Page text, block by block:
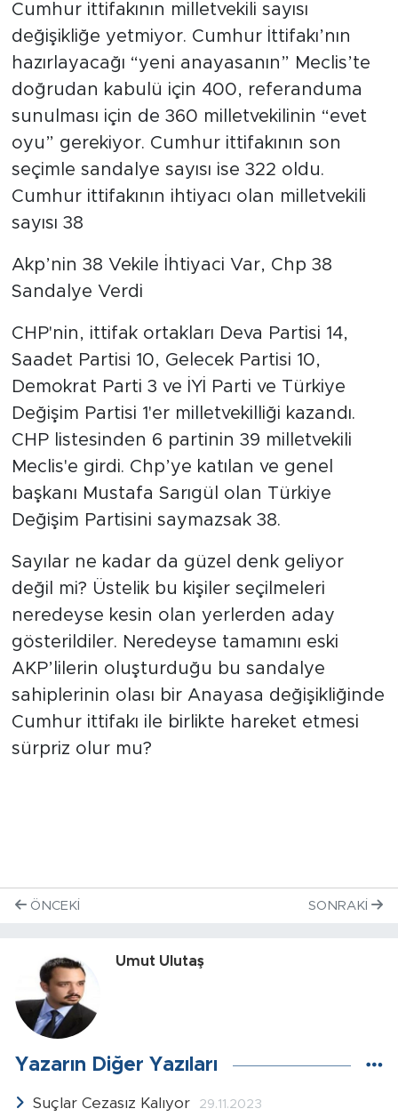
Cumhur ittifakının milletvekili sayısı
değişikliğe yetmiyor. Cumhur İttifakı’nın
hazırlayacağı “yeni anayasanın” Meclis’te
doğrudan kabulü için 400, referanduma
sunulması için de 360 milletvekilinin “evet
oyu” gerekiyor. Cumhur ittifakının son
seçimle sandalye sayısı ise 322 oldu.
Cumhur ittifakının ihtiyacı olan milletvekili
sayısı 38
Akp’nin 38 Vekile İhtiyaci Var, Chp 38
Sandalye Verdi
CHP'nin, ittifak ortakları Deva Partisi 14,
Saadet Partisi 10, Gelecek Partisi 10,
Demokrat Parti 3 ve İYİ Parti ve Türkiye
Değişim Partisi 1'er milletvekilliği kazandı.
CHP listesinden 6 partinin 39 milletvekili
Meclis'e girdi. Chp’ye katılan ve genel
başkanı Mustafa Sarıgül olan Türkiye
Değişim Partisini saymazsak 38.
Sayılar ne kadar da güzel denk geliyor
değil mi? Üstelik bu kişiler seçilmeleri
neredeyse kesin olan yerlerden aday
gösterildiler. Neredeyse tamamını eski
AKP’lilerin oluşturduğu bu sandalye
sahiplerinin olası bir Anayasa değişikliğinde
Cumhur ittifakı ile birlikte hareket etmesi
sürpriz olur mu?
ÖNCEKI SONRAKI
Umut Ulutaş
Yazarın Diğer Yazıları
Suçlar Cezasız Kalıyor 29.11.2023